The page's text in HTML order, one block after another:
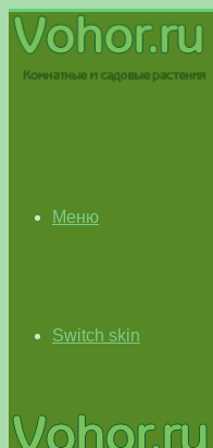
Меню
Switch skin